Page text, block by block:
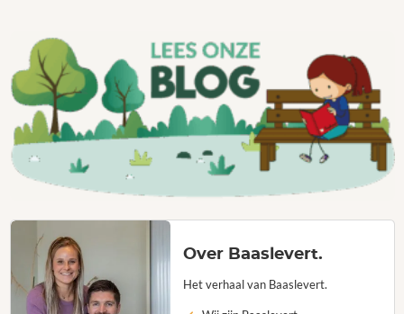
Over Baaslevert.
Het verhaal van Baaslevert.